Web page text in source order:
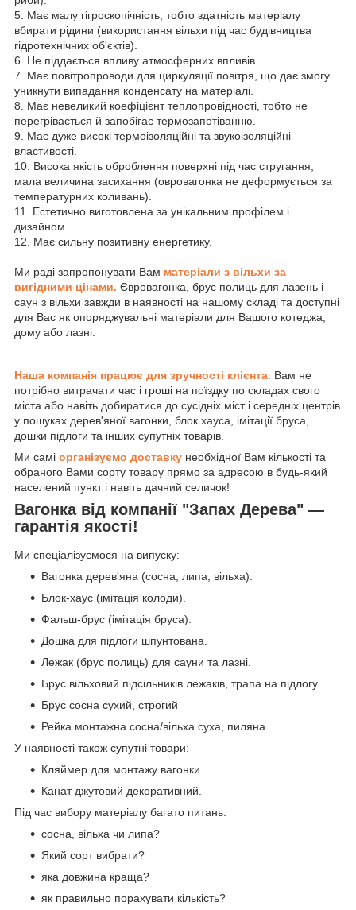
5. Має малу гігроскопічність, тобто здатність матеріалу
вбирати рідини (використання вільхи під час будівництва
гідротехнічних об'єктів).
6. Не піддається впливу атмосферних впливів
7. Має повітропроводи для циркуляції повітря, що дає змогу
уникнути випадання конденсату на матеріалі.
8. Має невеликий коефіцієнт теплопровідності, тобто не
перегрівається й запобігає термозапотіванню.
9. Має дуже високі термоізоляційні та звукоізоляційні
властивості.
10. Висока якість оброблення поверхні під час стругання,
мала величина засихання (овровагонка не деформується за
температурних коливань).
11. Естетично виготовлена за унікальним профілем і
дизайном.
12. Має сильну позитивну енергетику.
Ми раді запропонувати Вам матеріали з вільхи за
вигідними цінами. Євровагонка, брус полиць для лазень і
саун з вільхи завжди в наявності на нашому складі та доступні
для Вас як опоряджувальні матеріали для Вашого котеджа,
дому або лазні.
Наша компанія працює для зручності клієнта. Вам не
потрібно витрачати час і гроші на поїздку по складах свого
міста або навіть добиратися до сусідніх міст і середніх центрів
у пошуках дерев'яної вагонки, блок хауса, імітації бруса,
дошки підлоги та інших супутніх товарів.
Ми самі організуємо доставку необхідної Вам кількості та
обраного Вами сорту товару прямо за адресою в будь-який
населений пункт і навіть дачний селичок!
Вагонка від компанії "Запах Дерева" —
гарантія якості!
Ми спеціалізуємося на випуску:
Вагонка дерев'яна (сосна, липа, вільха).
Блок-хаус (імітація колоди).
Фальш-брус (імітація бруса).
Дошка для підлоги шпунтована.
Лежак (брус полиць) для сауни та лазні.
Брус вільховий підсільників лежаків, трапа на підлогу
Брус сосна сухий, строгий
Рейка монтажна сосна/вільха суха, пиляна
У наявності також супутні товари:
Кляймер для монтажу вагонки.
Канат джутовий декоративний.
Під час вибору матеріалу багато питань:
сосна, вільха чи липа?
Який сорт вибрати?
яка довжина краща?
як правильно порахувати кількість?